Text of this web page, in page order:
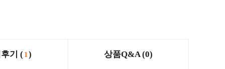
기 ( 1) 상품Q&A (0)